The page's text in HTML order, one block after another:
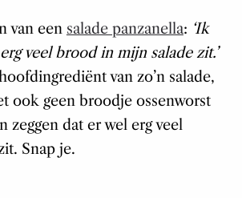
van een salade panzanella: ‘Ik
veel brood in mijn salade zit.’
van zo’n salade,
ook geen broodje ossenworst
zeggen dat er wel erg veel
Snap je.